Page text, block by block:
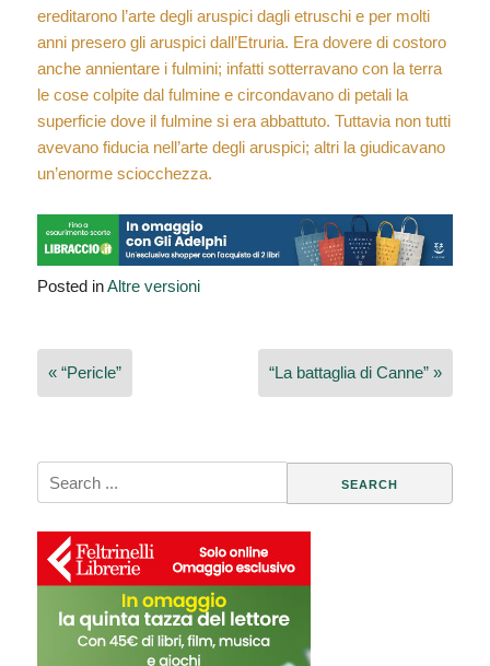
ereditarono l’arte degli aruspici dagli etruschi e per molti
anni presero gli aruspici dall’Etruria. Era dovere di costoro
anche annientare i fulmini; infatti sotterravano con la terra
le cose colpite dal fulmine e circondavano di petali la
superficie dove il fulmine si era abbattuto. Tuttavia non tutti
avevano fiducia nell’arte degli aruspici; altri la giudicavano
un’enorme sciocchezza.
Posted inAltre versioni
Navigazione
articoli
« “Pericle” “La battaglia di Canne” »
Search
for: